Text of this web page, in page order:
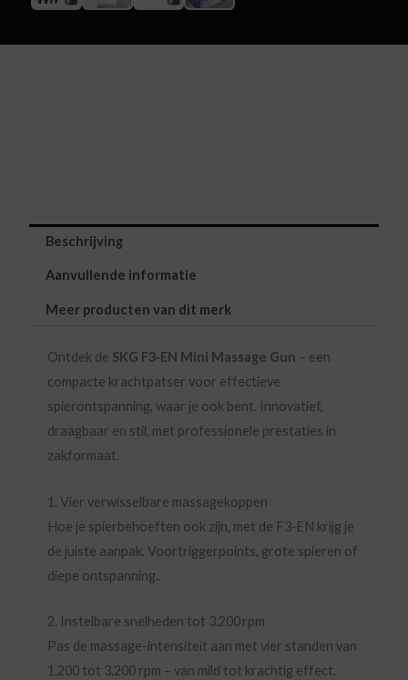
Beschrijving
Aanvullende informatie
Meer producten van dit merk
Ontdek de SKG F3‑EN Mini Massage Gun – een
compacte krachtpatser voor effectieve
spierontspanning, waar je ook bent. Innovatief,
draagbaar en stil, met professionele prestaties in
zakformaat.
1. Vier verwisselbare massagekoppen
Hoe je spierbehoeften ook zijn, met de F3‑EN krijg je
de juiste aanpak. Voortriggerpoints, grote spieren of
diepe ontspanning..
2. Instelbare snelheden tot 3.200 rpm
Pas de massage-intensiteit aan met vier standen van
1.200 tot 3.200 rpm – van mild tot krachtig effect.